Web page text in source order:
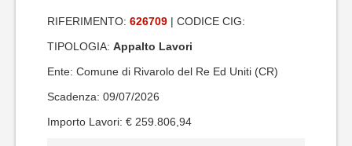
RIFERIMENTO: 626709 | CODICE CIG:
TIPOLOGIA: Appalto Lavori
Ente: Comune di Rivarolo del Re Ed Uniti (CR)
Scadenza: 09/07/2026
Importo Lavori: € 259.806,94